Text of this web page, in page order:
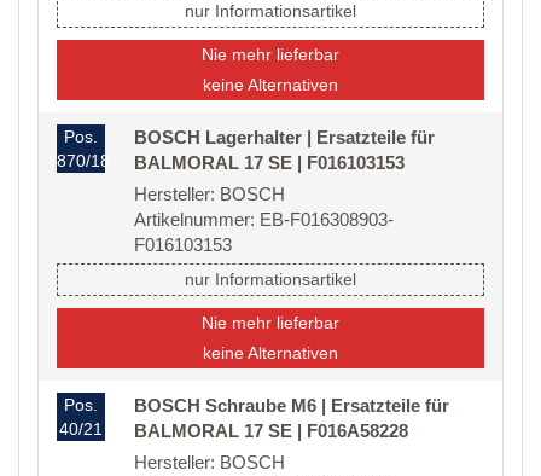
nur Informationsartikel
Nie mehr lieferbar
keine Alternativen
Pos.
870/18
BOSCH Lagerhalter | Ersatzteile für
BALMORAL 17 SE | F016103153
Hersteller: BOSCH
Artikelnummer: EB-F016308903-
F016103153
nur Informationsartikel
Nie mehr lieferbar
keine Alternativen
Pos.
40/21
BOSCH Schraube M6 | Ersatzteile für
BALMORAL 17 SE | F016A58228
Hersteller: BOSCH